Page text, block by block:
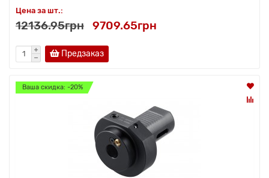
Цена за шт.:
12136.95грн 9709.65грн
Предзаказ
Ваша скидка: -20%